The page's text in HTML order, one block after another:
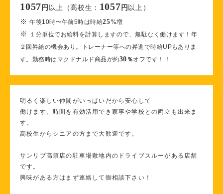
1057 円 以上（高校生： 1057 円 以上）
※午後10時〜午前5時は時給25%増
※
１分単位でお給料を計算しますので、無駄なく働けます！年
２回昇給の機会あり。トレーナー等への昇進で時給UPもありま
す。勤務時はマクドナルド商品が約30 ％オフです！！
明るく楽しい仲間がいっぱいだから安心して
働けます。時間を有効活用でき家事や学校との両立も出来ま
す。
高校生からシニアの方まで大歓迎です。
サンリブ高須店の駐車場敷地内のドライブスルーがある店舗
です。
興味がある方はまず連絡して御相談下さい！